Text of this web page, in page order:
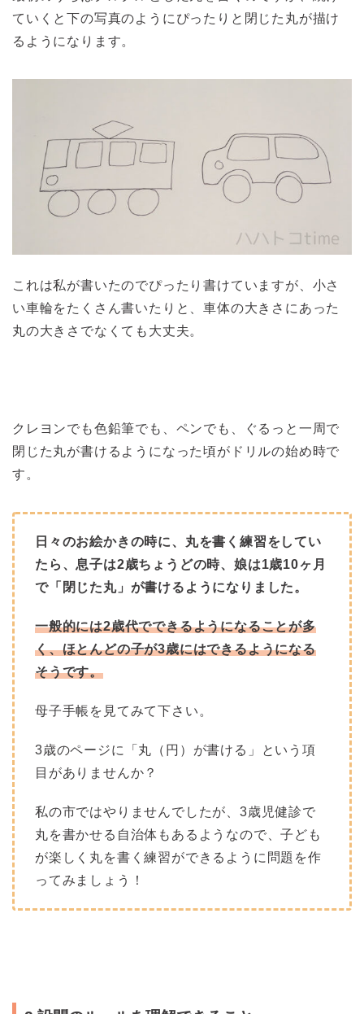
ていくと下の写真のようにぴったりと閉じた丸が描け
るようになります。
これは私が書いたのでぴったり書けていますが、小さ
い車輪をたくさん書いたりと、車体の大きさにあった
丸の大きさでなくても大丈夫。
クレヨンでも色鉛筆でも、ペンでも、ぐるっと一周で
閉じた丸が書けるようになった頃がドリルの始め時で
す。
日々のお絵かきの時に、丸を書く練習をしてい
たら、息子は2歳ちょうどの時、娘は1歳10ヶ月
で「閉じた丸」が書けるようになりました。
一般的には2歳代でできるようになることが多
く、ほとんどの子が3歳にはできるようになる
そうです。
母子手帳を見てみて下さい。
3歳のページに「丸（円）が書ける」という項
目がありませんか？
私の市ではやりませんでしたが、3歳児健診で
丸を書かせる自治体もあるようなので、子ども
が楽しく丸を書く練習ができるように問題を作
ってみましょう！